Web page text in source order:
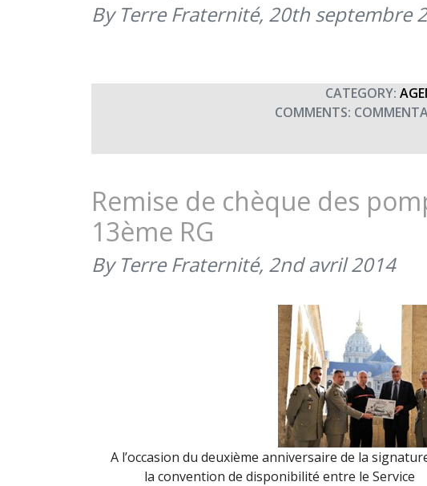
By Terre Fraternité, 20th septembre
CATEGORY:
COMMENTS:
Remise de chèque des
13ème RG
By Terre Fraternité, 2nd avril 2014
A l’occasion du deuxième anniversaire de la
la convention de disponibilité entre le Service